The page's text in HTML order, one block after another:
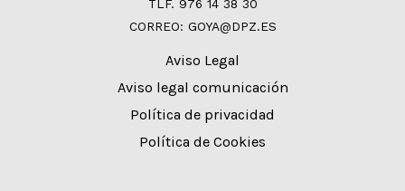
TLF. 976 14 38 30
CORREO: GOYA@DPZ.ES
Aviso Legal
Aviso legal comunicación
Política de privacidad
Política de Cookies